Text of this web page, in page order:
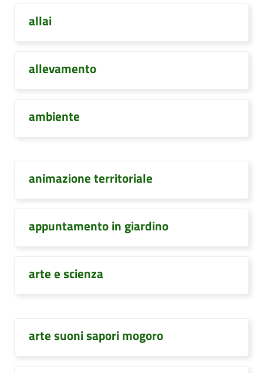
allai
allevamento
ambiente
animazione territoriale
appuntamento in giardino
arte e scienza
arte suoni sapori mogoro